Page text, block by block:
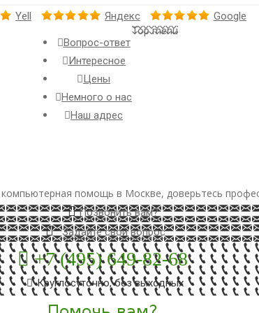
Yell Яндекс Google
Вопрос-ответ
Интересное
Цены
Немного о нас
Наш адрес
Top menu
помощь в Москве, доверьтесь
Позвонить вам?
Задайте свой вопрос
+7 (495) 649-82-68
Круглосуточно, без выходных